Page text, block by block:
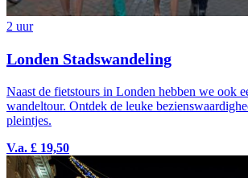
2 uur
Londen Stadswandeling
Naast de fietstours in Londen hebben we ook
wandeltour. Ontdek de leuke
pleintjes.
V.a. £ 19,50